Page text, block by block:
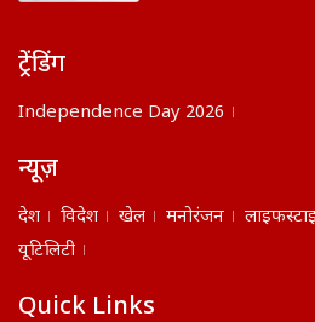
ट्रेंडिंग
Independence Day 2026
न्यूज़
देश विदेश खेल मनोरंजन
यूटिलिटी
Quick Links